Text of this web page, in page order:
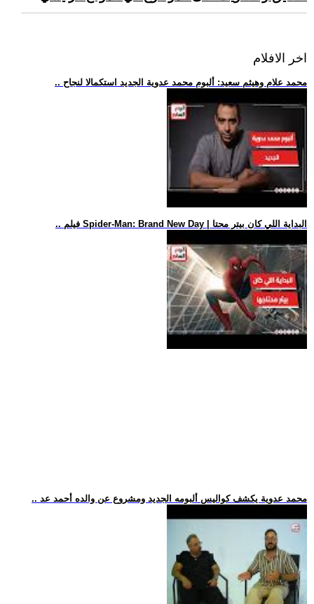
اخر الافلام
.. محمد علام وهيثم سعيد: ألبوم محمد عدوية الجديد استكمالا لنجاح
.. فيلم Spider-Man: Brand New Day | البداية اللي كان بيتر محتا
.. محمد عدوية يكشف كواليس ألبومه الجديد ومشروع عن والده أحمد عد